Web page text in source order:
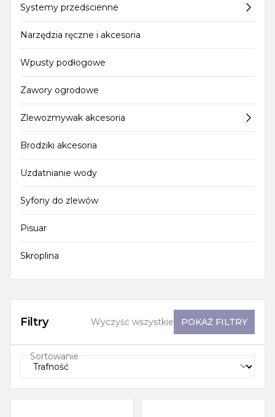
Systemy przedścienne
Narzędzia ręczne i akcesoria
Wpusty podłogowe
Zawory ogrodowe
Zlewozmywak akcesoria
Brodziki akcesoria
Uzdatnianie wody
Syfony do zlewów
Pisuar
Skroplina
Filtry Wyczyść wszystkie POKAŻ FILTRY
Sortowanie